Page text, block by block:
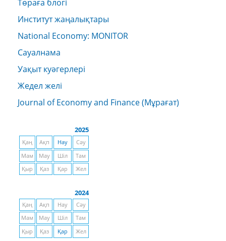
Төраға блогі
Институт жаңалықтары
National Economy: MONITOR
Сауалнама
Уақыт куәгерлері
Жедел желі
Journal of Economy and Finance (Мұрағат)
2025
Қаң Ақп Нау
Сәу
Мам
Мау Шіл
Там
Қыр
Қаз Қар Жел
2024
Қаң Ақп Нау
Сәу
Мам
Мау Шіл
Там
Қыр
Қаз Қар Жел